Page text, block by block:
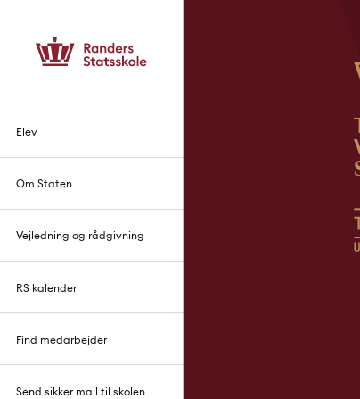
Elev
Om Staten
Vejledning og rådgivning
RS kalender
Find medarbejder
Send sikker mail til skolen